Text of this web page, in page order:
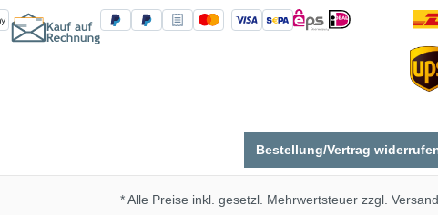
Bestellung/Vertrag
* Alle Preise inkl. gesetzl. Mehrwertsteuer zzgl.